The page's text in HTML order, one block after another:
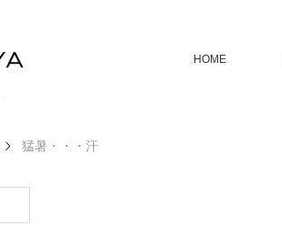
HOME
猛暑・・・汗